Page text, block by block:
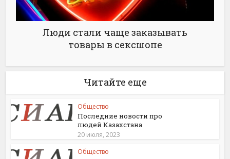
Люди стали чаще заказывать
товары в сексшопе
Читайте еще
Общество
Последние новости про
людей Казахстана
20 июля, 2023
Общество